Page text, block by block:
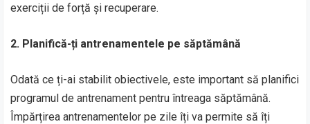
exerciții de forță și recuperare.
2. Planifică-ți antrenamentele pe săptămână
Odată ce ți-ai stabilit obiectivele, este important să planifici
programul de antrenament pentru întreaga săptămână.
Împărțirea antrenamentelor pe zile îți va permite să îți